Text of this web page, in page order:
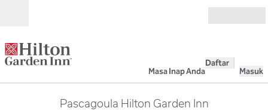
Masa Inap Anda
Daftar
Masuk
Pascagoula Hilton Garden Inn